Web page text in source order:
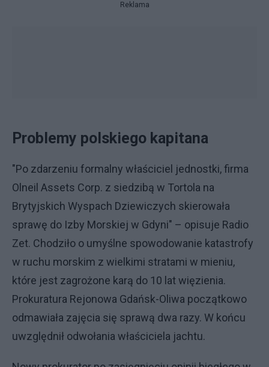
Reklama
Problemy polskiego kapitana
"Po zdarzeniu formalny właściciel jednostki, firma
Olneil Assets Corp. z siedzibą w Tortola na
Brytyjskich Wyspach Dziewiczych skierowała
sprawę do Izby Morskiej w Gdyni" – opisuje Radio
Zet. Chodziło o umyślne spowodowanie katastrofy
w ruchu morskim z wielkimi stratami w mieniu,
które jest zagrożone karą do 10 lat więzienia.
Prokuratura Rejonowa Gdańsk-Oliwa początkowo
odmawiała zajęcia się sprawą dwa razy. W końcu
uwzględnił odwołania właściciela jachtu.